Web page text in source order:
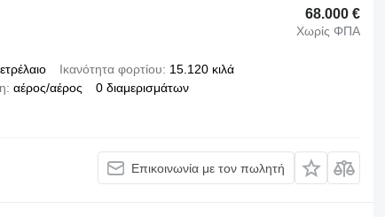
68.000 €
Χωρίς ΦΠΑ
Ικανότητα φορτίου
15.120 κιλά
αέρος/αέρος 0 διαμερισμάτων
Επικοινωνία με τον πωλητή